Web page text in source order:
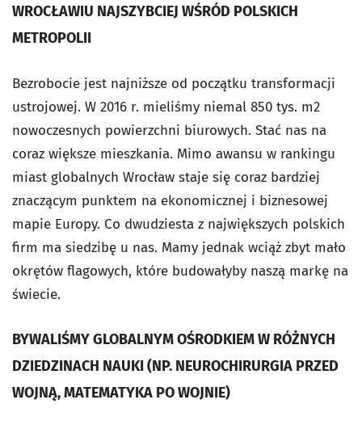
WROCŁAWIU NAJSZYBCIEJ WŚRÓD POLSKICH
METROPOLII
Bezrobocie jest najniższe od początku transformacji
ustrojowej. W 2016 r. mieliśmy niemal 850 tys. m2
nowoczesnych powierzchni biurowych. Stać nas na
coraz większe mieszkania. Mimo awansu w rankingu
miast globalnych Wrocław staje się coraz bardziej
znaczącym punktem na ekonomicznej i biznesowej
mapie Europy. Co dwudziesta z największych polskich
firm ma siedzibę u nas. Mamy jednak wciąż zbyt mało
okrętów flagowych, które budowałyby naszą markę na
świecie.
BYWALIŚMY GLOBALNYM OŚRODKIEM W RÓŻNYCH
DZIEDZINACH NAUKI (NP. NEUROCHIRURGIA PRZED
WOJNĄ, MATEMATYKA PO WOJNIE)